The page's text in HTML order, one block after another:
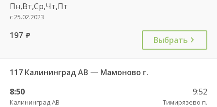
Пн,Вт,Ср,Чт,Пт
с 25.02.2023
197 руб. Выбрать
117 Калининград АВ — Мамоново г.
8:50
Калининград АВ
9:52
Тимирязево п.